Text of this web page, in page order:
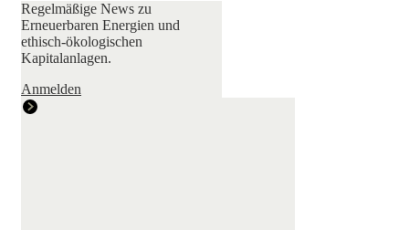
Regelmäßige News zu
Erneuerbaren Energien und
ethisch-ökologischen
Kapitalanlagen.
Anmelden